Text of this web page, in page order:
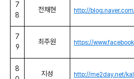
7
8
전채현 http://
7
9
최주원 https://
8
지성 http://me2day.net/